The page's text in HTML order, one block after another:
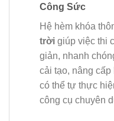
Công Sức
Hệ hèm khóa
trờigiúp việc thi
giản, nhanh
cải tạo, nâng
có thể tự thực
công cụ chuyên